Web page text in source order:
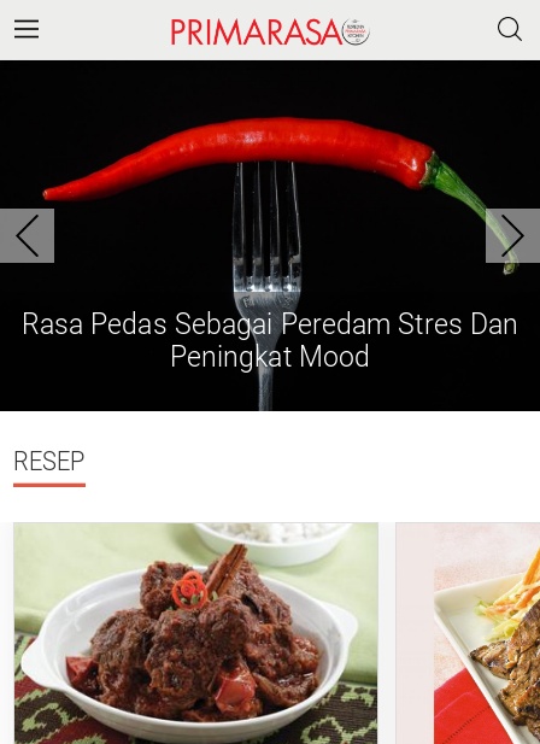
Rasa Pedas Sebagai Peredam Stres Dan
Peningkat Mood
RESEP